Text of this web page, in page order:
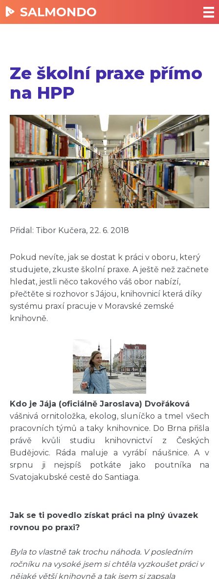
Ze školní praxe přímo
na HPP
Přidal: Tibor Kučera, 22. 6. 2018
Pokud nevíte, jak se dostat k práci v oboru, který
studujete, zkuste školní praxe. A ještě než začnete
hledat, jestli něco takového váš obor nabízí,
přečtěte si rozhovor s Jájou, knihovnicí která díky
systému praxí pracuje v Moravské zemské
knihovně.
Kdo je Jája (oficiálně Jaroslava) Dvořáková
vášnivá ornitoložka, ekolog, sluníčko a tmel všech
pracovních týmů a taky knihovnice. Do Brna přišla
právě kvůli studiu knihovnictví z Českých
Budějovic. Ráda maluje a vyrábí náušnice. A v
srpnu ji nejspíš potkáte jako poutníka na
Svatojakubské cestě do Santiaga.
Jak se ti povedlo získat práci na plný úvazek
rovnou po praxi?
Byla to vlastně tak trochu náhoda. V posledním
ročníku na vysoké jsem si chtěla vyzkoušet práci v
nějaké větší knihovně a tak jsem si zapsala